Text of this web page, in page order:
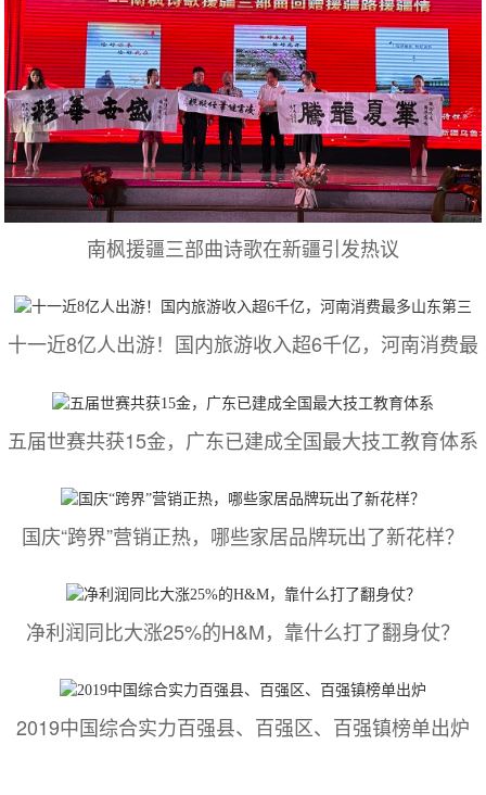
南枫援疆三部曲诗歌在新疆引发热议
十一近8亿人出游！国内旅游收入超6千亿，河南消费最
五届世赛共获15金，广东已建成全国最大技工教育体系
国庆“跨界”营销正热，哪些家居品牌玩出了新花样？
净利润同比大涨25%的H&M，靠什么打了翻身仗？
2019中国综合实力百强县、百强区、百强镇榜单出炉